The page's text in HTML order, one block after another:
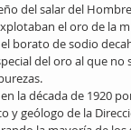
del salar del
el oro de la
borato de sodio
del oro al que
la década de 1920
y geólogo de la